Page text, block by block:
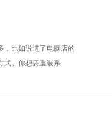
，比如说进了电脑店的
式。你想要重装系